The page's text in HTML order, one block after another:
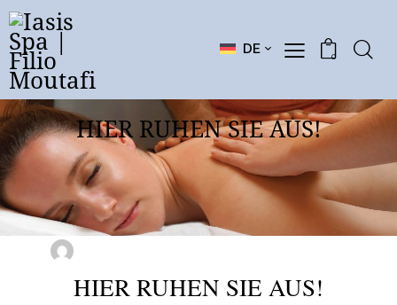
DE 0
HIER RUHEN SIE AUS!
BLOG
HIER RUHEN SIE AUS!